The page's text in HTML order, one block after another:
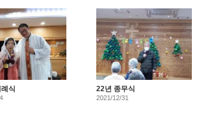
식 22년 종무식
2021/12/31